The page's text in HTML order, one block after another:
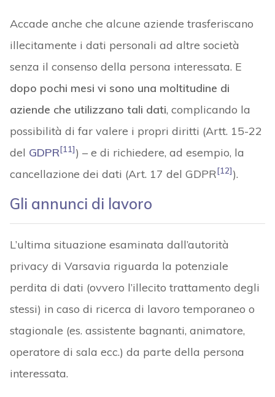
Accade anche che alcune aziende trasferiscano
illecitamente i dati personali ad altre società
senza il consenso della persona interessata. E
dopo pochi mesi vi sono una moltitudine di
aziende che utilizzano tali dati, complicando la
possibilità di far valere i propri diritti (Artt. 15-22
del GDPR[11]) – e di richiedere, ad esempio, la
cancellazione dei dati (Art. 17 del GDPR[12]).
Gli annunci di lavoro
L’ultima situazione esaminata dall’autorità
privacy di Varsavia riguarda la potenziale
perdita di dati (ovvero l’illecito trattamento degli
stessi) in caso di ricerca di lavoro temporaneo o
stagionale (es. assistente bagnanti, animatore,
operatore di sala ecc.) da parte della persona
interessata.